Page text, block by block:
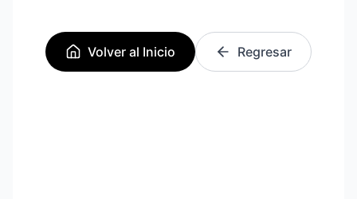
Volver al Inicio Regresar